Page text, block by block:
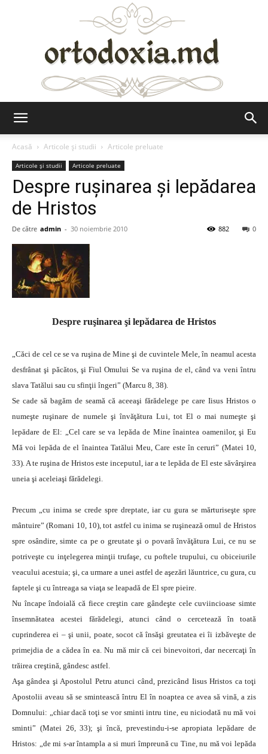
Acasă
Articole şi studii Articole preluate
Articole şi studii Articole preluate
Despre ruşinarea şi lepădarea
de Hristos
De către admin - 30 noiembrie 2010 0
882
Despre ruşinarea şi lepădarea de Hristos
„Căci de cel ce se va ruşina de Mine şi de cuvintele Mele, în neamul acesta
desfrânat şi păcătos, şi Fiul Omului Se va ruşina de el, când va veni întru
slava Tatălui sau cu sfinţii îngeri” (Marcu 8, 38).
Se cade să bagăm de seamă că aceeaşi fărădelege pe care Iisus Hristos o
numeşte ruşinare de numele şi învăţătura Lui, tot El o mai numeşte şi
lepădare de El: „Cel care se va lepăda de Mine înaintea oamenilor, şi Eu
Mă voi lepăda de el înaintea Tatălui Meu, Care este în ceruri” (Matei 10,
33). A te ruşina de Hristos este inceputul, iar a te lepăda de El este săvârşirea
uneia şi aceleiaşi fărădelegi.
Precum „cu inima se crede spre dreptate, iar cu gura se mărturiseşte spre
mântuire” (Romani 10, 10), tot astfel cu inima se ruşinează omul de Hristos
spre osândire, simte ca pe o greutate şi o povară învăţătura Lui, ce nu se
potriveşte cu inţelegerea minţii trufaşe, cu poftele trupului, cu obiceiurile
veacului acestuia; şi, ca urmare a unei astfel de aşezări lăuntrice, cu gura, cu
faptele şi cu întreaga sa viaţa se leapadă de El spre pieire.
Nu încape îndoială că fiece creştin care gândeşte cele cuviincioase simte
însemnătatea acestei fărădelegi, atunci când o cercetează în toată
cuprinderea ei – şi unii, poate, socot că însăşi greutatea ei îi izbăveşte de
primejdia de a cădea în ea. Nu mă mir că cei binevoitori, dar necercaţi în
trăirea creştină, gândesc astfel.
Aşa gândea şi Apostolul Petru atunci când, prezicând Iisus Hristos ca toţi
Apostolii aveau să se smintească întru El în noaptea ce avea să vină, a zis
Domnului: „chiar dacă toţi se vor sminti intru tine, eu niciodată nu mă voi
sminti” (Matei 26, 33); şi încă, prevestindu-i-se apropiata lepădare de
Hristos: „de mi s-ar întampla a si muri împreună cu Tine, nu mă voi lepăda